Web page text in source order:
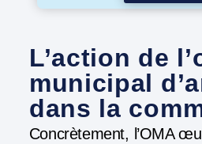
L’action de
municipal
dans la
Concrètement, l’OMA